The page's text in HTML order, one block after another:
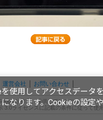
運営会社 お問い合わせ
が作成、提供しているコンテンツ
3.0ライセンスに記載の条件に従って使
使用してアクセスデータ
なります。Cookieの設定